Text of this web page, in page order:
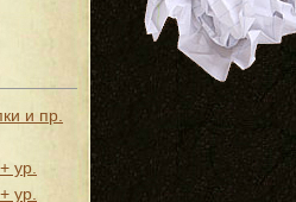
и пр.
ур.
ур.